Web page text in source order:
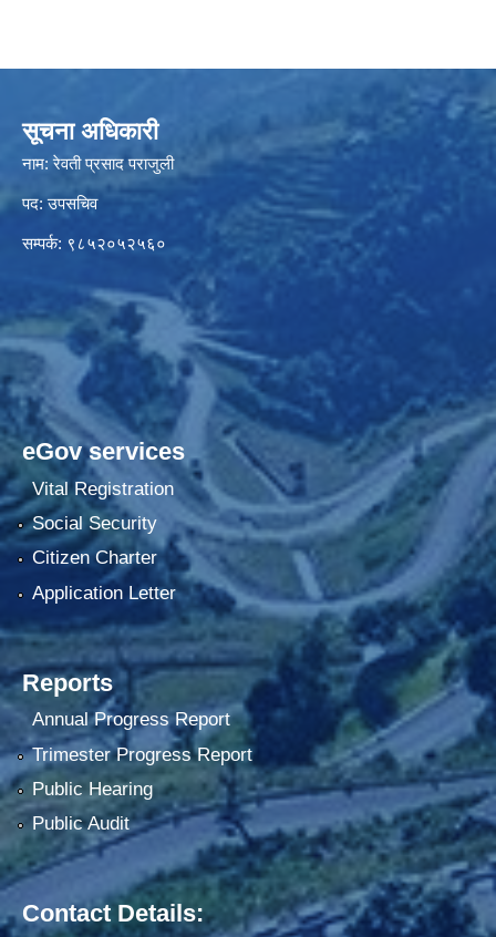
सूचना अधिकारी
नाम: रेवती प्रसाद पराजुली
पद: उपसचिव
सम्पर्क: ९८५२०५२५६०
eGov services
Vital Registration
Social Security
Citizen Charter
Application Letter
Reports
Annual Progress Report
Trimester Progress Report
Public Hearing
Public Audit
Contact Details: